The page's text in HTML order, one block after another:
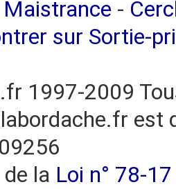
Maistrance -
sur Sortie-
1997-2009
est
la Loi n° 78-